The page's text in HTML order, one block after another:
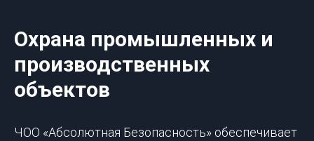
Охрана промышленных и
производственных
объектов
ЧОО «Абсолютная Безопасность» обеспечивает